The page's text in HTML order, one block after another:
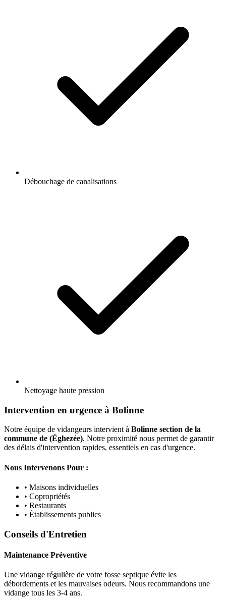
Débouchage de canalisations
Nettoyage haute pression
Intervention en urgence à Bolinne
Notre équipe de vidangeurs intervient à Bolinne section de la
commune de (Éghezée). Notre proximité nous permet de garantir
des délais d'intervention rapides, essentiels en cas d'urgence.
Nous Intervenons Pour :
• Maisons individuelles
• Copropriétés
• Restaurants
• Établissements publics
Conseils d'Entretien
Maintenance Préventive
Une vidange régulière de votre fosse septique évite les
débordements et les mauvaises odeurs. Nous recommandons une
vidange tous les 3-4 ans.